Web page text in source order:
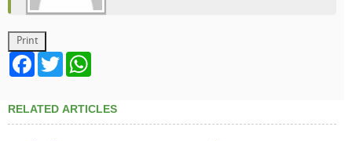
FacebookTwitter
RELATED ARTICLES